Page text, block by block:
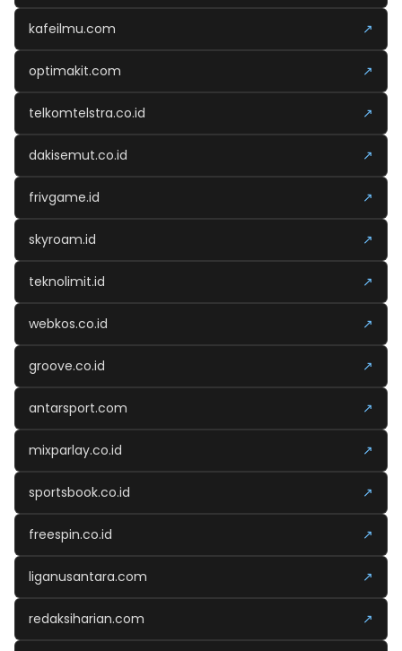
kafeilmu.com ↗
optimakit.com ↗
telkomtelstra.co.id ↗
dakisemut.co.id ↗
frivgame.id ↗
skyroam.id ↗
teknolimit.id ↗
webkos.co.id ↗
groove.co.id ↗
antarsport.com ↗
mixparlay.co.id ↗
sportsbook.co.id ↗
freespin.co.id ↗
liganusantara.com ↗
redaksiharian.com ↗